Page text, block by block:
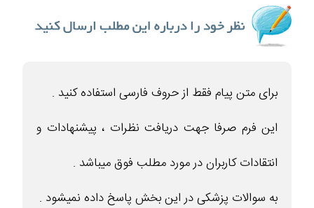
برای متن پیام فقط از حروف فارسی استفاده کنید .
این فرم صرفا جهت دریافت نظرات ، پیشنهادات و
انتقادات کاربران در مورد مطلب فوق میباشد .
به سوالات پزشکی در این بخش پاسخ داده نمیشود .